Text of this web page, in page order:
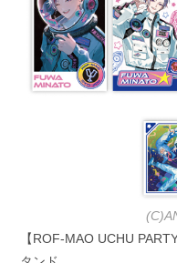
【ROF-MAO UCHU